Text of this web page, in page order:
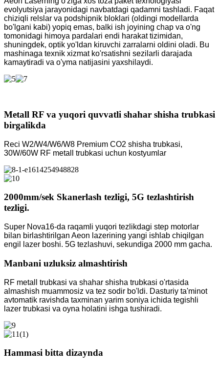
evolyutsiya jarayonidagi navbatdagi qadamni tashladi. Faqat
chiziqli relslar va podshipnik bloklari (oldingi modellarda
bo'lgani kabi) yopiq emas, balki ish joyining chap va o'ng
tomonidagi himoya pardalari endi harakat tizimidan,
shuningdek, optik yo'ldan kiruvchi zarralarni oldini oladi. Bu
mashinaga texnik xizmat ko'rsatishni sezilarli darajada
kamaytiradi va o'yma natijasini yaxshilaydi.
Metall RF va yuqori quvvatli shahar shisha trubkasi
birgalikda
Reci W2/W4/W6/W8 Premium CO2 shisha trubkasi,
30W/60W RF metall trubkasi uchun kostyumlar
2000mm/sek Skanerlash tezligi, 5G tezlashtirish
tezligi.
Super Nova16-da raqamli yuqori tezlikdagi step motorlar
bilan birlashtirilgan Aeon lazerining yangi ishlab chiqilgan
engil lazer boshi. 5G tezlashuvi, sekundiga 2000 mm gacha.
Manbani uzluksiz almashtirish
RF metall trubkasi va shahar shisha trubkasi o'rtasida
almashish muammosiz va tez sodir bo'ldi. Dasturiy ta'minot
avtomatik ravishda taxminan yarim soniya ichida tegishli
lazer trubkasi va oyna holatini ishga tushiradi.
Hammasi bitta dizaynda